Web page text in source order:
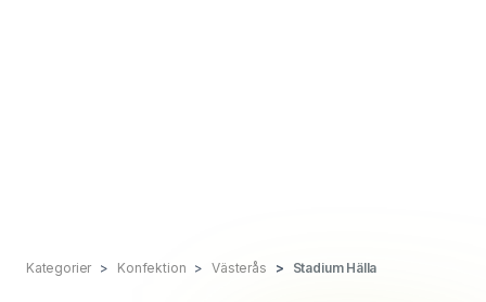
Kategorier Konfektion Västerås Stadium Hälla